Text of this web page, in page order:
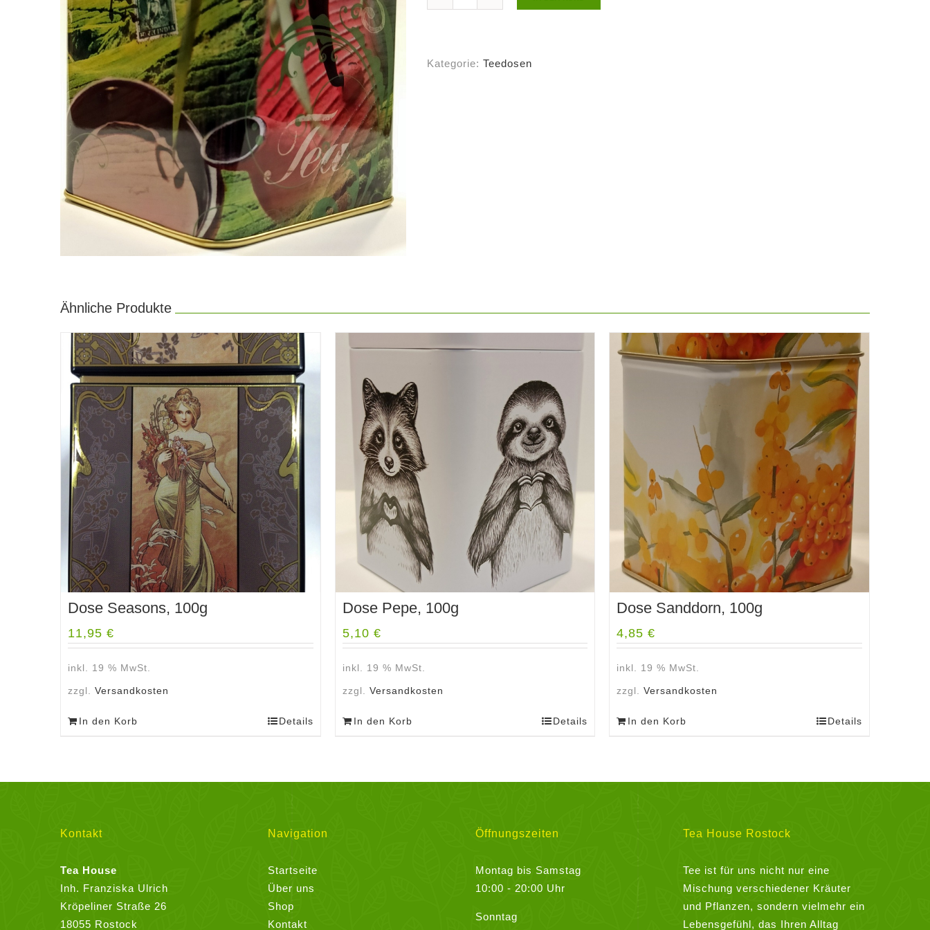
100g
Kategorie: Teedosen
Ähnliche Produkte
Dose Seasons, 100g
11,95 €
inkl. 19 % MwSt.
zzgl. Versandkosten
In den Korb Details
Dose Pepe, 100g
5,10 €
inkl. 19 % MwSt.
zzgl. Versandkosten
In den Korb Details
Dose Sanddorn, 100g
4,85€
inkl. 19 % MwSt.
zzgl.Versandkosten
In den Korb Details
Kontakt
Tea House
Inh. Franziska Ulrich
Kröpeliner Straße 26
18055 Rostock
Navigation
Startseite
Über uns
Shop
Kontakt
Öffnungszeiten
Montag bis Samstag
10:00 - 20:00 Uhr
Sonntag
Tea House Rostock
Tee ist für uns nicht nur eine
Mischung verschiedener Kräuter
und Pflanzen, sondern vielmehr ein
Lebensgefühl, das Ihren Alltag